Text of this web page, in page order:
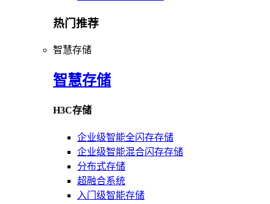
热门推荐
智慧存储
智慧存储
H3C存储
企业级智能全闪存存储
企业级智能混合闪存存储
分布式存储
超融合系统
入门级智能存储